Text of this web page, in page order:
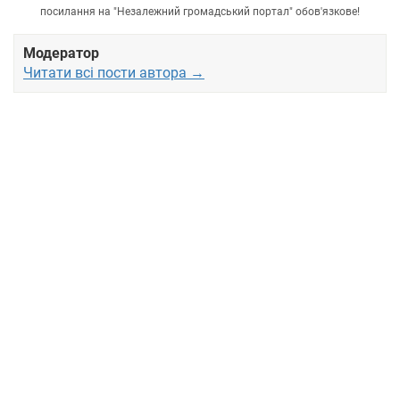
посилання на "Незалежний громадський портал" обов'язкове!
Модератор
Читати всі пости автора →